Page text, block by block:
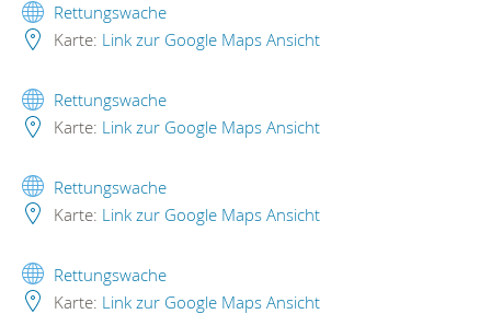
Rettungswache
Karte: Link zur Google Maps Ansicht
Rettungswache
Karte: Link zur Google Maps Ansicht
Rettungswache
Karte: Link zur Google Maps Ansicht
Rettungswache
Karte: Link zur Google Maps Ansicht